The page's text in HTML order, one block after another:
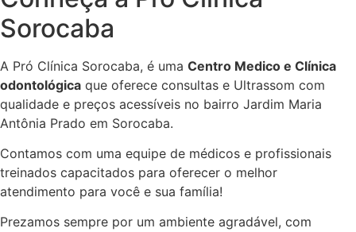
Sorocaba
A Pró Clínica Sorocaba, é uma Centro Medico e Clínica
odontológica que oferece consultas e Ultrassom com
qualidade e preços acessíveis no bairro Jardim Maria
Antônia Prado em Sorocaba.
Contamos com uma equipe de médicos e profissionais
treinados capacitados para oferecer o melhor
atendimento para você e sua família!
Prezamos sempre por um ambiente agradável, com